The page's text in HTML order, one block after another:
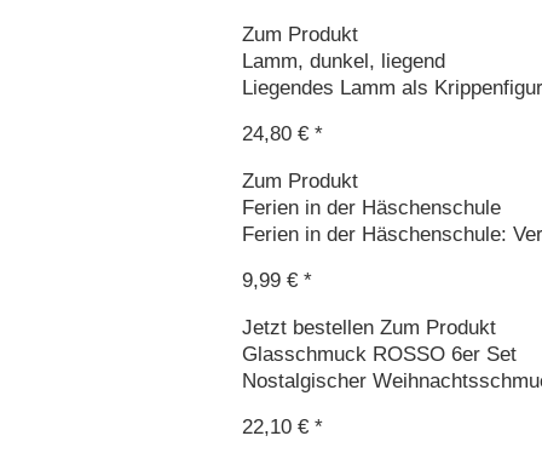
Zum Produkt
Lamm, dunkel, liegend
Liegendes Lamm als
24,80 € *
Zum Produkt
Ferien in der Häschenschule
Ferien in der Häschenschule:
9,99 € *
Jetzt bestellen Zum Produkt
Glasschmuck ROSSO 6er Set
Nostalgischer
22,10 € *